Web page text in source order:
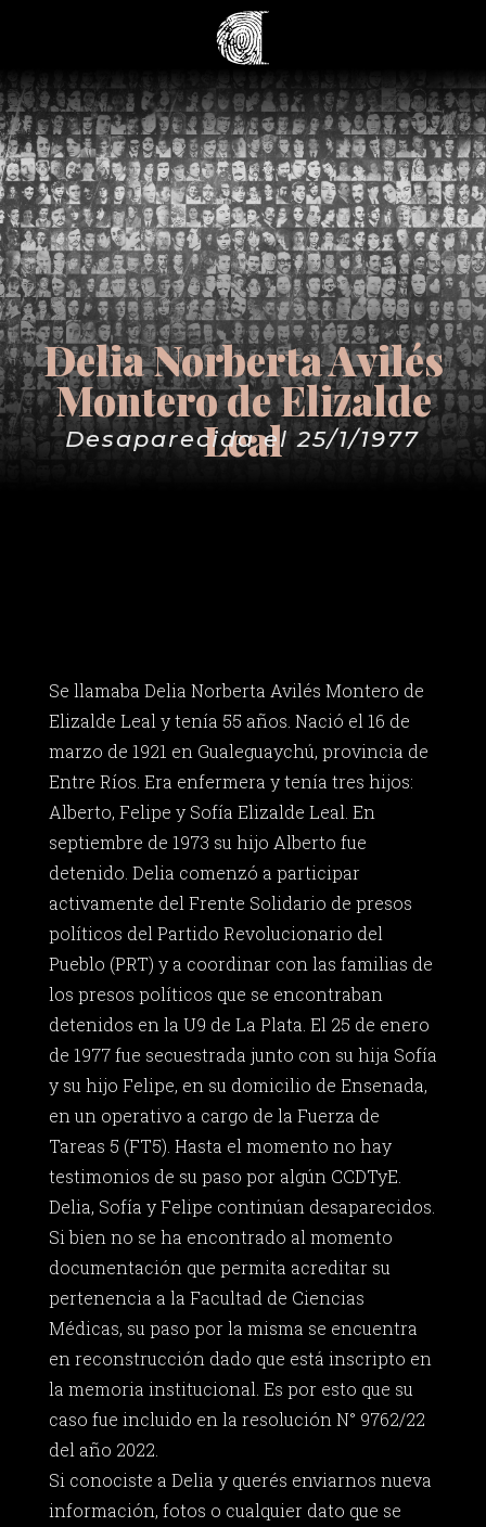
Delia Norberta Avilés
Montero de Elizalde
Leal
Desaparecida el 25/1/1977
Se llamaba Delia Norberta Avilés Montero de
Elizalde Leal y tenía 55 años. Nació el 16 de
marzo de 1921 en Gualeguaychú, provincia de
Entre Ríos. Era enfermera y tenía tres hijos:
Alberto, Felipe y Sofía Elizalde Leal. En
septiembre de 1973 su hijo Alberto fue
detenido. Delia comenzó a participar
activamente del Frente Solidario de presos
políticos del Partido Revolucionario del
Pueblo (PRT) y a coordinar con las familias de
los presos políticos que se encontraban
detenidos en la U9 de La Plata. El 25 de enero
de 1977 fue secuestrada junto con su hija Sofía
y su hijo Felipe, en su domicilio de Ensenada,
en un operativo a cargo de la Fuerza de
Tareas 5 (FT5). Hasta el momento no hay
testimonios de su paso por algún CCDTyE.
Delia, Sofía y Felipe continúan desaparecidos.
Si bien no se ha encontrado al momento
documentación que permita acreditar su
pertenencia a la Facultad de Ciencias
Médicas, su paso por la misma se encuentra
en reconstrucción dado que está inscripto en
la memoria institucional. Es por esto que su
caso fue incluido en la resolución N° 9762/22
del año 2022.
Si conociste a Delia y querés enviarnos nueva
información, fotos o cualquier dato que se